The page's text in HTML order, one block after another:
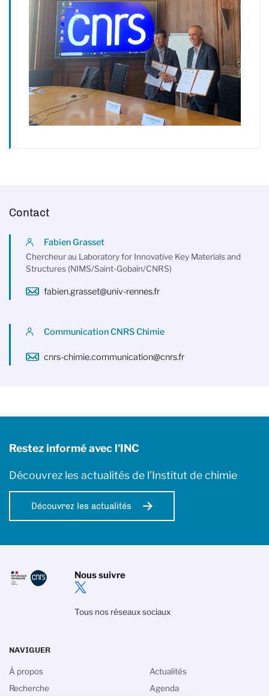
Contact
Fabien Grasset
Chercheur au Laboratory for Innovative Key Materials and
Structures (NIMS/Saint-Gobain/CNRS)
fabien.grasset@univ-rennes.fr
Communication CNRS Chimie
cnrs-chimie.communication@cnrs.fr
Restez informé avec l'INC
Découvrez les actualités de l’Institut de chimie
Découvrez les actualités
Nous suivre
Tous nos réseaux sociaux
NAVIGUER
À propos
Recherche
Actualités
Agenda